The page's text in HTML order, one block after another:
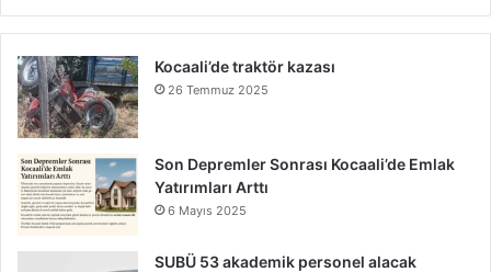
Kocaali’de traktör kazası
26 Temmuz 2025
Son Depremler Sonrası Kocaali’de Emlak
Yatırımları Arttı
6 Mayıs 2025
SUBÜ 53 akademik personel alacak